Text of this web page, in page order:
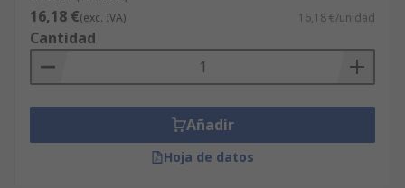
16,18 €(exc. IVA) 16,18 €/unidad
Cantidad
Añadir
Hoja de datos